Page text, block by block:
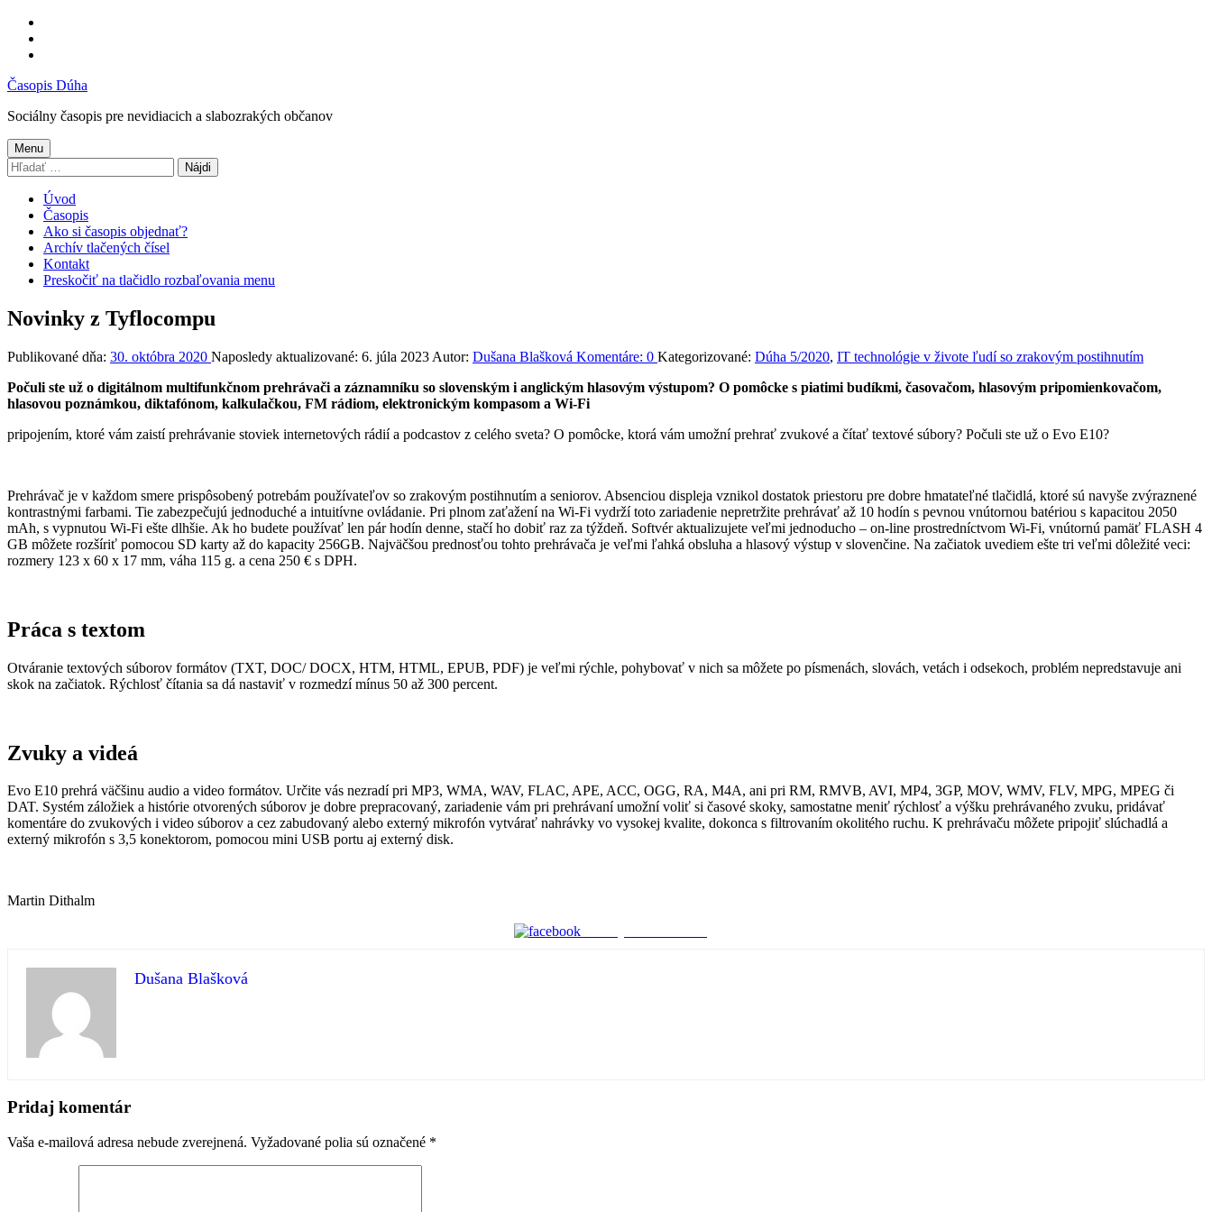
obsah
pätičku
Časopis Dúha
Sociálny časopis pre nevidiacich a slabozrakých občanov
Menu
Hľadať:
Úvod
Časopis
Ako si časopis objednať?
Archív tlačených čísel
Kontakt
Preskočiť na tlačidlo rozbaľovania menu
Novinky z Tyflocompu
Publikované dňa: 30. októbra 2020 Naposledy aktualizované: 6. júla 2023 Autor: Dušana Blašková Komentáre: 0 Kategorizované: Dúha 5/2020, IT technológie v živote ľudí so zrakovým postihnutím
Počuli ste už o digitálnom multifunkčnom prehrávači a záznamníku so slovenským i anglickým hlasovým výstupom? O pomôcke s piatimi budíkmi, časovačom, hlasovým pripomienkovačom,
hlasovou poznámkou, diktafónom, kalkulačkou, FM rádiom, elektronickým kompasom a Wi-Fi
pripojením, ktoré vám zaistí prehrávanie stoviek internetových rádií a podcastov z celého sveta? O pomôcke, ktorá vám umožní prehrať zvukové a čítať textové súbory? Počuli ste už o Evo E10?
Prehrávač je v každom smere prispôsobený potrebám používateľov so zrakovým postihnutím a seniorov. Absenciou displeja vznikol dostatok priestoru pre dobre hmatateľné tlačidlá, ktoré sú navyše zvýraznené
kontrastnými farbami. Tie zabezpečujú jednoduché a intuitívne ovládanie. Pri plnom zaťažení na Wi-Fi vydrží toto zariadenie nepretržite prehrávať až 10 hodín s pevnou vnútornou batériou s kapacitou 2050
mAh, s vypnutou Wi-Fi ešte dlhšie. Ak ho budete používať len pár hodín denne, stačí ho dobiť raz za týždeň. Softvér aktualizujete veľmi jednoducho – on-line prostredníctvom Wi-Fi, vnútornú pamäť FLASH 4
GB môžete rozšíriť pomocou SD karty až do kapacity 256GB. Najväčšou prednosťou tohto prehrávača je veľmi ľahká obsluha a hlasový výstup v slovenčine. Na začiatok uvediem ešte tri veľmi dôležité veci:
rozmery 123 x 60 x 17 mm, váha 115 g. a cena 250 € s DPH.
Práca s textom
Otváranie textových súborov formátov (TXT, DOC/ DOCX, HTM, HTML, EPUB, PDF) je veľmi rýchle, pohybovať v nich sa môžete po písmenách, slovách, vetách i odsekoch, problém nepredstavuje ani
skok na začiatok. Rýchlosť čítania sa dá nastaviť v rozmedzí mínus 50 až 300 percent.
Zvuky a videá
Evo E10 prehrá väčšinu audio a video formátov. Určite vás nezradí pri MP3, WMA, WAV, FLAC, APE, ACC, OGG, RA, M4A, ani pri RM, RMVB, AVI, MP4, 3GP, MOV, WMV, FLV, MPG, MPEG či
DAT. Systém záložiek a histórie otvorených súborov je dobre prepracovaný, zariadenie vám pri prehrávaní umožní voliť si časové skoky, samostatne meniť rýchlosť a výšku prehrávaného zvuku, pridávať
komentáre do zvukových i video súborov a cez zabudovaný alebo externý mikrofón vytvárať nahrávky vo vysokej kvalite, dokonca s filtrovaním okolitého ruchu. K prehrávaču môžete pripojiť slúchadlá a
externý mikrofón s 3,5 konektorom, pomocou mini USB portu aj externý disk.
Martin Dithalm
Dušana Blašková
späť
hlavnú
navigáciu
Pridaj komentár
Vaša e-mailová adresa nebude zverejnená. Vyžadované polia sú označené *